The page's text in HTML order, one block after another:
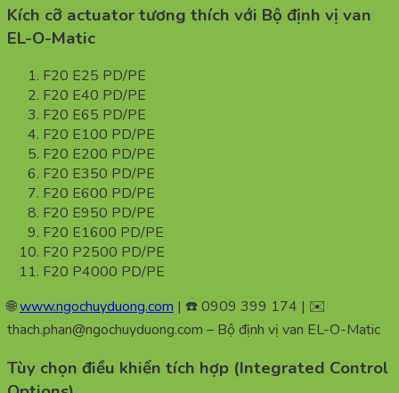
Kích cỡ actuator tương thích với Bộ định vị van
EL-O-Matic
F20 E25 PD/PE
F20 E40 PD/PE
F20 E65 PD/PE
F20 E100 PD/PE
F20 E200 PD/PE
F20 E350 PD/PE
F20 E600 PD/PE
F20 E950 PD/PE
F20 E1600 PD/PE
F20 P2500 PD/PE
F20 P4000 PD/PE
🌐www.ngochuyduong.com | ☎️ 0909 399 174 | ✉️
thach.phan@ngochuyduong.com – Bộ định vị van EL-O-Matic
Tùy chọn điều khiển tích hợp (Integrated Control